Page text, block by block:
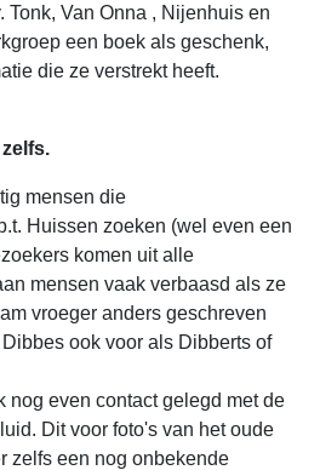
Van Onna , Nijenhuis en
een boek als geschenk,
die ze verstrekt heeft.
mensen die
Huissen zoeken (wel even een
komen uit alle
mensen vaak verbaasd als ze
vroeger anders geschreven
ook voor als Dibberts of
nog even contact gelegd met de
Dit voor foto's van het oude
zelfs een nog onbekende